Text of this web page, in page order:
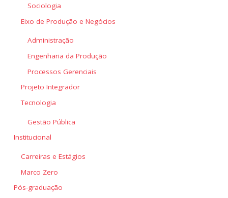
Sociologia
Eixo de Produção e Negócios
Administração
Engenharia da Produção
Processos Gerenciais
Projeto Integrador
Tecnologia
Gestão Pública
Institucional
Carreiras e Estágios
Marco Zero
Pós-graduação